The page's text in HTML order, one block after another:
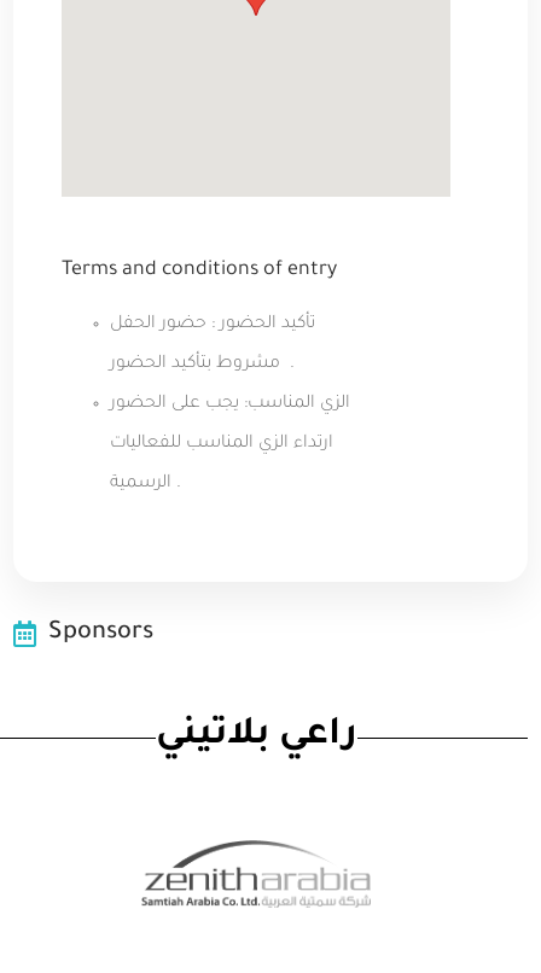
Terms and conditions of entry
تأكيد الحضور : حضور الحفل
مشروط بتأكيد الحضور .
الزي المناسب: يجب على الحضور
ارتداء الزي المناسب للفعاليات
الرسمية .
Sponsors
راعي بلاتيني